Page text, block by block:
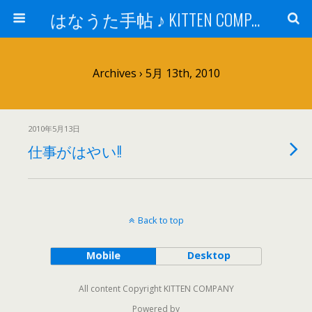
はなうた手帖 ♪ KITTEN COMPANY
Archives › 5月 13th, 2010
2010年5月13日
仕事がはやい!!
Back to top
Mobile Desktop
All content Copyright KITTEN COMPANY
Powered by